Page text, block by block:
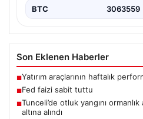
BTC 3063559
Son Eklenen Haberler
■Yatırım araçlarının haftalık
■Fed faizi sabit tuttu
■Tunceli’de otluk yangını
altına alındı